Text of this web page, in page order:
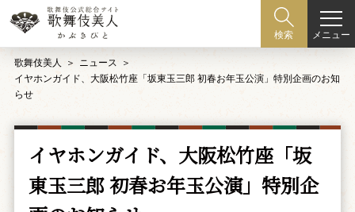
検索 メニュー
歌舞伎美人
ニュース
イヤホンガイド、大阪松竹座「坂東玉三郎 初春お年玉公演」特別企画のお知
らせ
イヤホンガイド、大阪松竹座「坂
東玉三郎 初春お年玉公演」特別企